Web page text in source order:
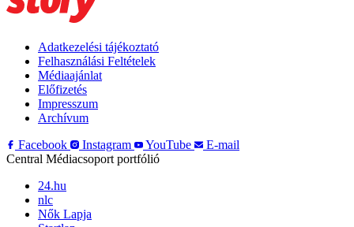
Adatkezelési tájékoztató
Felhasználási Feltételek
Médiaajánlat
Előfizetés
Impresszum
Archívum
Facebook
Instagram YouTube
E-mail
Central Médiacsoport portfólió
24.hu
nlc
Nők Lapja